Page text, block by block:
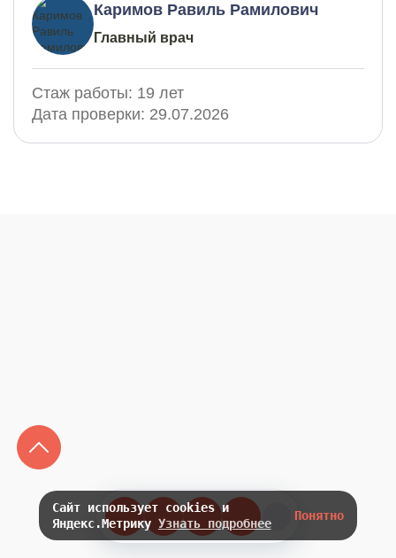
Каримов Равиль Рамилович
Главный врач
Стаж работы: 19 лет
Дата проверки: 29.07.2026
Сайт использует cookies и
Яндекс.Метрику Узнать подробнее
Понятно